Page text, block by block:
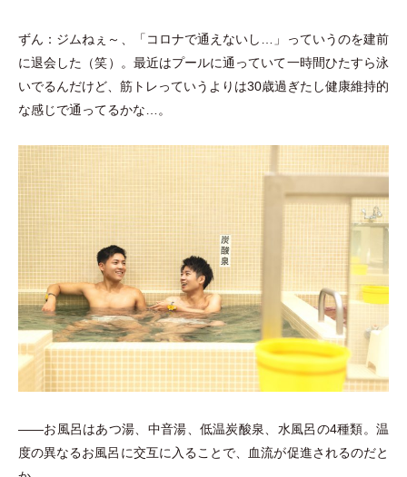
ずん：ジムねぇ～、 「 コロナで通えないし… 」
っていうのを建前
に退会した （笑） 。最近はプールに通っていて一時間ひたすら泳
いでるんだけど、筋トレっていうよりは30歳過ぎたし健康維持的
な感じで通ってるかな…。
――お風呂はあつ湯、中音湯、低温炭酸泉、水風呂の4種類。温
度の異なるお風呂に交互に入ることで、血流が促進されるのだと